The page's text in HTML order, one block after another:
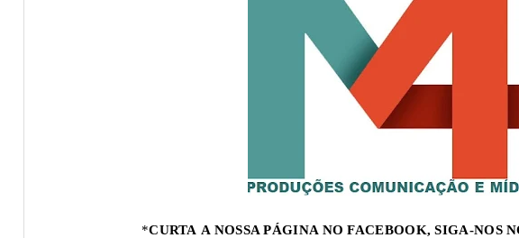
*CURTA A NOSSA PÁGINA NO FACEBOOK, SIGA-NOS